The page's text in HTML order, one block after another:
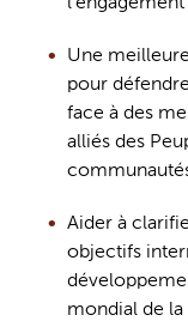
pour défe
face à des
alliés des
Aider à
objectifs
mondial de